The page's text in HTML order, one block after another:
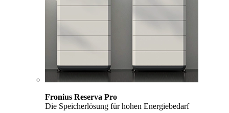
Fronius Reserva Pro
Die Speicherlösung für hohen Energiebedarf